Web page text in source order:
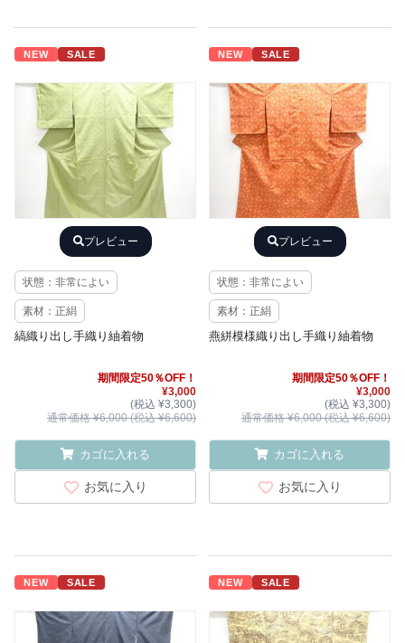
NEW SALE
プレビュー
状態：非常によい
素材：正絹
縞織り出し手織り紬着物
期間限定50％OFF！
¥3,000
(税込 ¥3,300)
通常価格 ¥6,000 (税込 ¥6,600)
カゴに入れる
お気に入り
NEW SALE
プレビュー
状態：非常によい
素材：正絹
燕絣模様織り出し手織り紬着物
期間限定50％OFF！
¥3,000
(税込 ¥3,300)
通常価格 ¥6,000 (税込 ¥6,600)
カゴに入れる
お気に入り
NEW SALE NEW SALE